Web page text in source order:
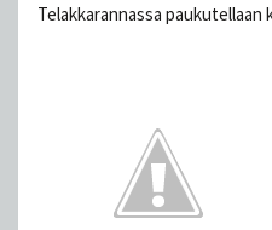
Telakkarannassa